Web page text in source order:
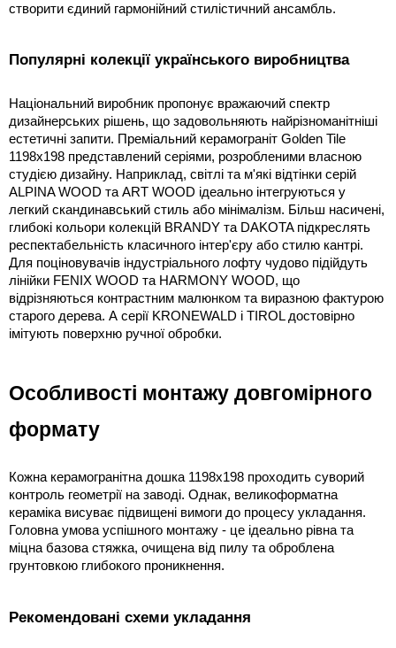
створити єдиний гармонійний стилістичний ансамбль.
Популярні колекції українського виробництва
Національний виробник пропонує вражаючий спектр
дизайнерських рішень, що задовольняють найрізноманітніші
естетичні запити. Преміальний керамограніт Golden Tile
1198х198 представлений серіями, розробленими власною
студією дизайну. Наприклад, світлі та м'які відтінки серій
ALPINA WOOD та ART WOOD ідеально інтегруються у
легкий скандинавський стиль або мінімалізм. Більш насичені,
глибокі кольори колекцій BRANDY та DAKOTA підкреслять
респектабельність класичного інтер'єру або стилю кантрі.
Для поціновувачів індустріального лофту чудово підійдуть
лінійки FENIX WOOD та HARMONY WOOD, що
відрізняються контрастним малюнком та виразною фактурою
старого дерева. А серії KRONEWALD і TIROL достовірно
імітують поверхню ручної обробки.
Особливості монтажу довгомірного
формату
Кожна керамогранітна дошка 1198х198 проходить суворий
контроль геометрії на заводі. Однак, великоформатна
кераміка висуває підвищені вимоги до процесу укладання.
Головна умова успішного монтажу - це ідеально рівна та
міцна базова стяжка, очищена від пилу та оброблена
грунтовкою глибокого проникнення.
Рекомендовані схеми укладання